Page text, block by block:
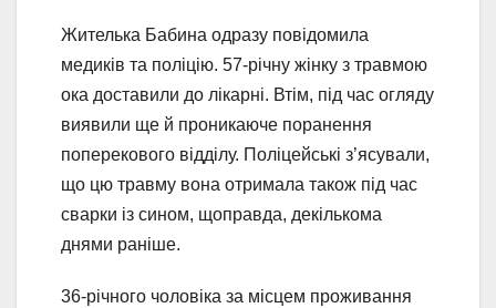
Жителька Бабина одразу повідомила
медиків та поліцію. 57-річну жінку з травмою
ока доставили до лікарні. Втім, під час огляду
виявили ще й проникаюче поранення
поперекового відділу. Поліцейські з’ясували,
що цю травму вона отримала також під час
сварки із сином, щоправда, декількома
днями раніше.
36-річного чоловіка за місцем проживання